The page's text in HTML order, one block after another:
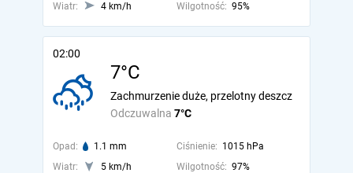
Wiatr:
4 km/h Wilgotność: 95%
02:00
7°C
Odczuwalna 7°C
Zachmurzenie duże, przelotny deszcz
Opad: 1.1 mm Ciśnienie: 1015 hPa
Wiatr:
5 km/h Wilgotność: 97%